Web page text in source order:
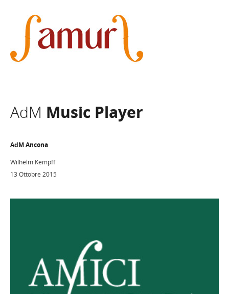
AdM Music Player
AdM Ancona
Wilhelm Kempff
13 Ottobre 2015